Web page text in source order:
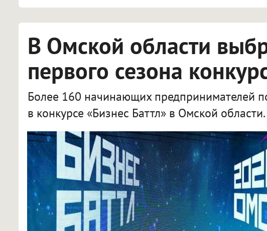
В Омской области
первого сезона
Более 160 начинающих предпринимателей
в конкурсе «Бизнес Баттл» в Омской области.